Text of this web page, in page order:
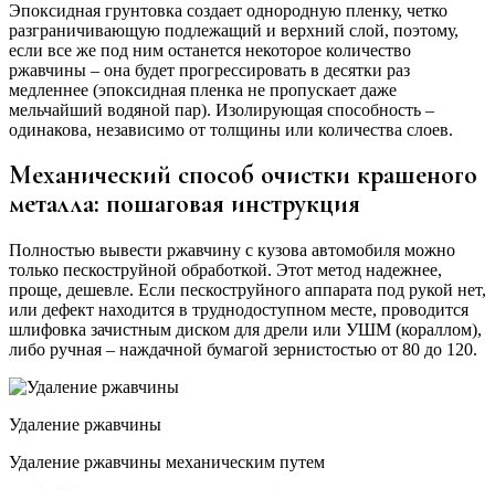
Эпоксидная грунтовка создает однородную пленку, четко
разграничивающую подлежащий и верхний слой, поэтому,
если все же под ним останется некоторое количество
ржавчины – она будет прогрессировать в десятки раз
медленнее (эпоксидная пленка не пропускает даже
мельчайший водяной пар). Изолирующая способность –
одинакова, независимо от толщины или количества слоев.
Механический способ очистки крашеного
металла: пошаговая инструкция
Полностью вывести ржавчину с кузова автомобиля можно
только пескоструйной обработкой. Этот метод надежнее,
проще, дешевле. Если пескоструйного аппарата под рукой нет,
или дефект находится в труднодоступном месте, проводится
шлифовка зачистным диском для дрели или УШМ (кораллом),
либо ручная – наждачной бумагой зернистостью от 80 до 120.
Удаление ржавчины
Удаление ржавчины механическим путем